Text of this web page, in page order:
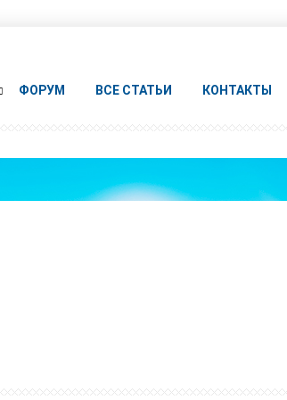
ФОРУМ ВСЕ СТАТЬИ КОНТАКТЫ